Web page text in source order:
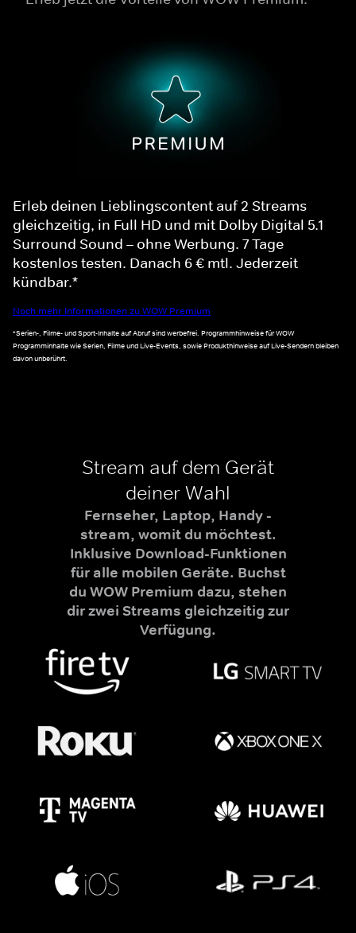
Erleb deinen Lieblingscontent auf 2 Streams
gleichzeitig, in Full HD und mit Dolby Digital 5.1
Surround Sound – ohne Werbung. 7 Tage
kostenlos testen. Danach 6 € mtl. Jederzeit
kündbar.*
Noch mehr Informationen zu WOW Premium
*Serien-, Filme- und Sport-Inhalte auf Abruf sind werbefrei. Programmhinweise für WOW
Programminhalte wie Serien, Filme und Live-Events, sowie Produkthinweise auf Live-Sendern bleiben
davon unberührt.
Stream auf dem Gerät
deiner Wahl
Fernseher, Laptop, Handy -
stream, womit du möchtest.
Inklusive Download-Funktionen
für alle mobilen Geräte. Buchst
du WOW Premium dazu, stehen
dir zwei Streams gleichzeitig zur
Verfügung.